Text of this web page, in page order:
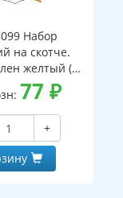
Набор
на скотче.
желтый (10
наборе,
ВД-лак)
77₽
+